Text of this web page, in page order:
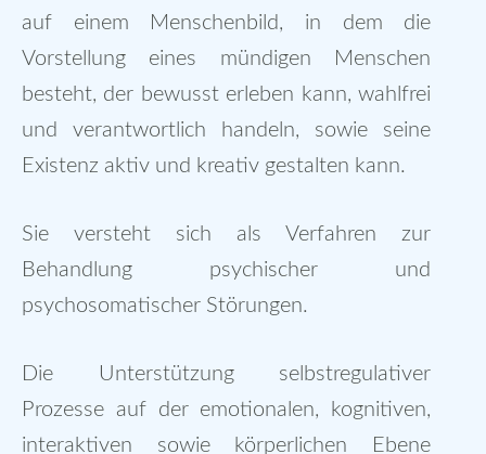
auf einem Menschenbild, in dem die
Vorstellung eines mündigen Menschen
besteht, der bewusst erleben kann, wahlfrei
und verantwortlich handeln, sowie seine
Existenz aktiv und kreativ gestalten kann.
Sie versteht sich als Verfahren zur
Behandlung psychischer und
psychosomatischer Störungen.
Die Unterstützung selbstregulativer
Prozesse auf der emotionalen, kognitiven,
interaktiven sowie körperlichen Ebene